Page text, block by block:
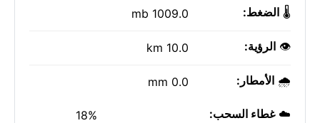
🌡️ الضغط: 1009.0 mb
👁️ الرؤية: 10.0 km
🌧️ الأمطار: 0.0 mm
☁️غطاء السحب: 18%